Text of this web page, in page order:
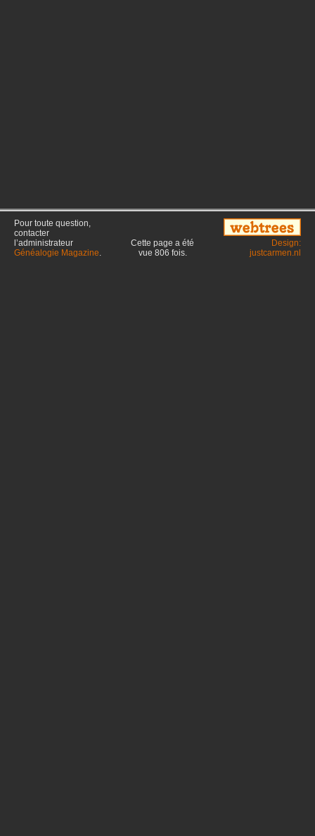
Pour toute question,
contacter
l’administrateur
Généalogie Magazine.
Cette page a été
vue 806 fois.
Design:
justcarmen.nl